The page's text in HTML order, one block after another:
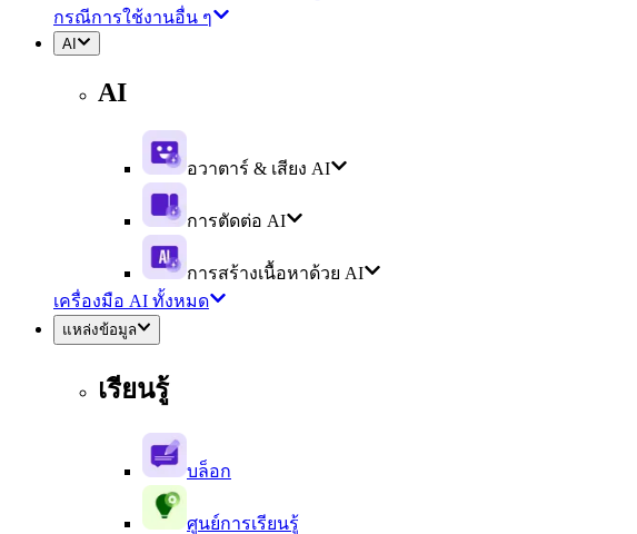
กรณีการใช้งานอื่น ๆ
AI
AI
อวาตาร์ & เสียง AI
การตัดต่อ AI
การสร้างเนื้อหาด้วย AI
เครื่องมือ AI ทั้งหมด
แหล่งข้อมูล
เรียนรู้
บล็อก
ศูนย์การเรียนรู้